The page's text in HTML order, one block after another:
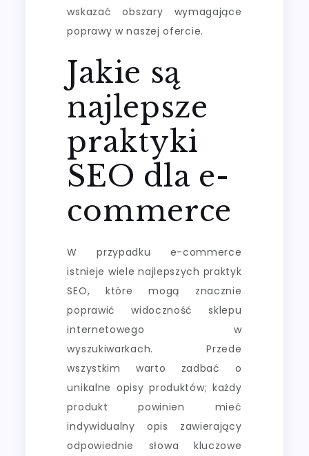
wskazać obszary wymagające
poprawy w naszej ofercie.
Jakie są
najlepsze
praktyki
SEO dla e-
commerce
W przypadku e-commerce
istnieje wiele najlepszych praktyk
SEO, które mogą znacznie
poprawić widoczność sklepu
internetowego w
wyszukiwarkach. Przede
wszystkim warto zadbać o
unikalne opisy produktów; każdy
produkt powinien mieć
indywidualny opis zawierający
odpowiednie słowa kluczowe